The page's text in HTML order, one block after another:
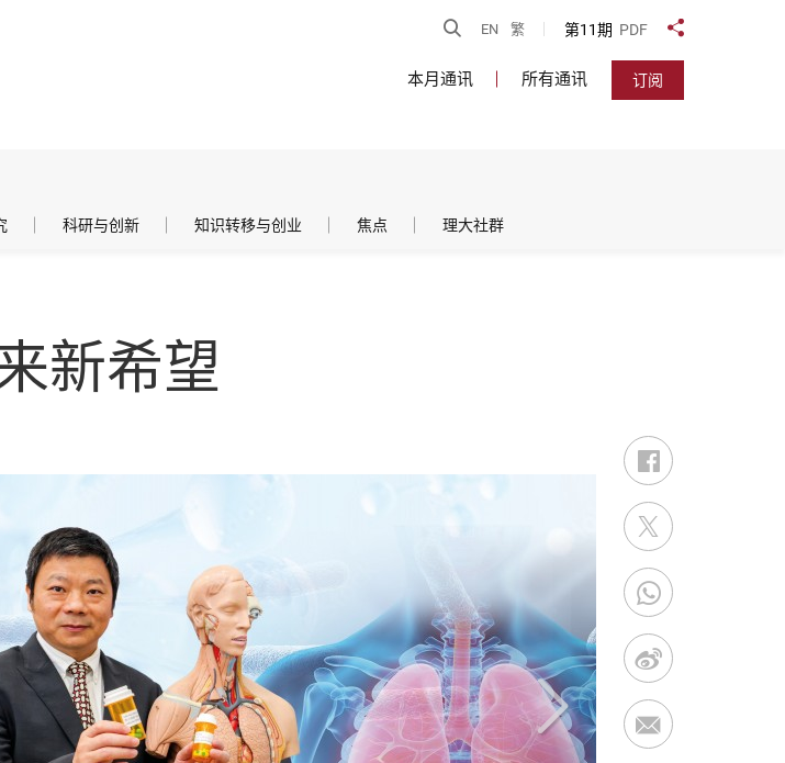
开启搜寻
EN 繁 第11期 PDF 分享到
本月通讯 所有通讯 订阅
科研与创新 知识转移与创业 焦点 理大社群
新希望